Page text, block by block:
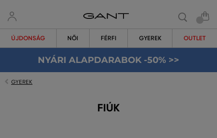
ÚJDONSÁG NŐI FÉRFI GYEREK OUTLET
NYÁRI ALAPDARABOK -50% >>
GYEREK
FIÚK